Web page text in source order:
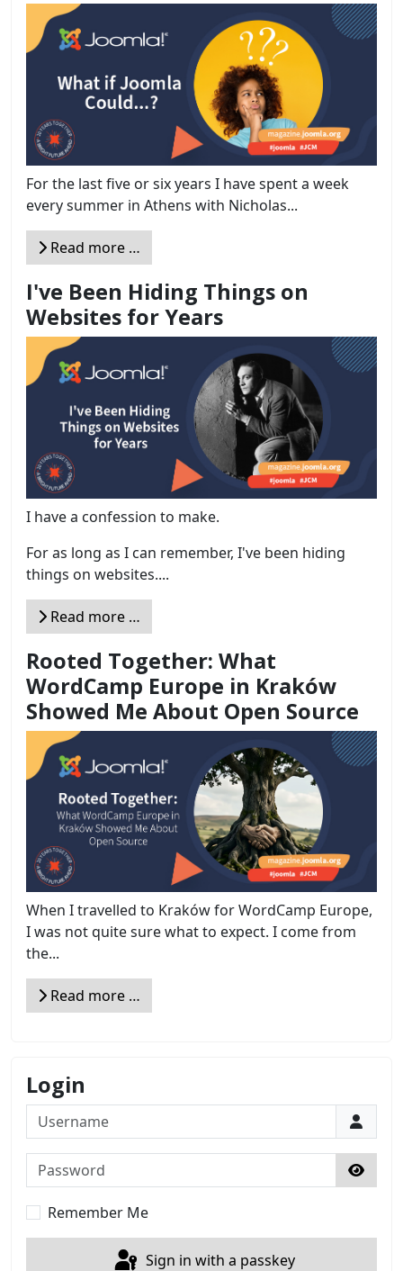
For the last five or six years I have spent a week
every summer in Athens with Nicholas...
Read more …
I've Been Hiding Things on
Websites for Years
I have a confession to make.
For as long as I can remember, I've been hiding
things on websites....
Read more …
Rooted Together: What
WordCamp Europe in Kraków
Showed Me About Open Source
When I travelled to Kraków for WordCamp Europe,
I was not quite sure what to expect. I come from
the...
Read more …
Login
Username
Password
Show
Remember Me
Sign in with a passkey